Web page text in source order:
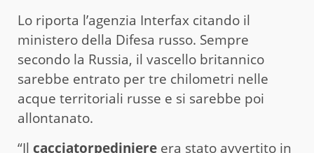
Lo riporta l’agenzia Interfax citando il
ministero della Difesa russo. Sempre
secondo la Russia, il vascello britannico
sarebbe entrato per tre chilometri nelle
acque territoriali russe e si sarebbe poi
allontanato.
“Il cacciatorpediniere era stato avvertito in